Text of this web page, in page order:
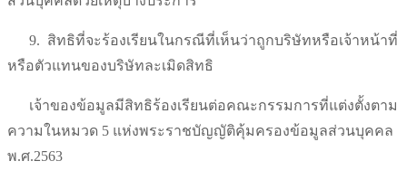
9. สิทธิที่จะร้องเรียนในกรณีที่เห็นว่าถูกบริษัทหรือเจ้าหน้าที่
หรือตัวแทนของบริษัทละเมิดสิทธิ
เจ้าของข้อมูลมีสิทธิร้องเรียนต่อคณะกรรมการที่แต่งตั้งตาม
ความในหมวด 5 แห่งพระราชบัญญัติคุ้มครองข้อมูลส่วนบุคคล
พ.ศ.2563